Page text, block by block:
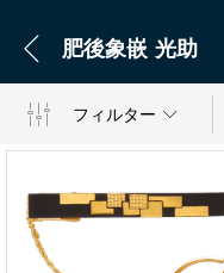
肥後象嵌 光助
フィルター